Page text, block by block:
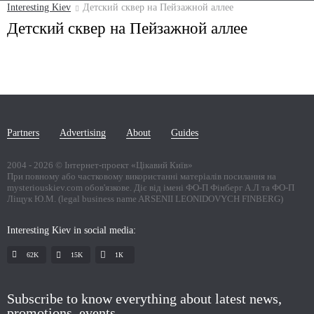
Interesting Kiev Детский сквер на Пейзажной аллее
Детский сквер на Пейзажной аллее
Partners Advertising About Guides
2004 - 2026 © Інтернет-проект «Цікавий Київ»
При повному або частковому використанні матеріалів посилання на
mysteriouskiev.com обов'язкове. Діє від імені ФО-П Фінберг А.Л та ФО-П
Ліщук Ю.М. (legal business name ARSENII LEONIDOVYCH FINBERG)
Interesting Kiev in social media:
62K 15K 1К
Subscribe to know everything about latest news,